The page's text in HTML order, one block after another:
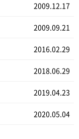
2009.12.17
2009.09.21
2016.02.29
2018.06.29
2019.04.23
2020.05.04